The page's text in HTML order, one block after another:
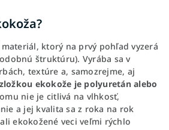
ktorý na prvý pohľad vyzerá
štruktúru). Vyrába sa v
textúre a, samozrejme, aj
ekokože je polyuretán alebo
nie je citlivá na vlhkosť,
a jej kvalita sa z roka na rok
ekokožené veci veľmi rýchlo